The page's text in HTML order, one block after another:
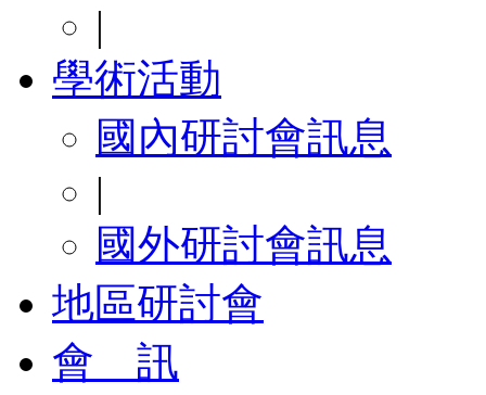
|
學術活動
國內研討會訊息
|
國外研討會訊息
地區研討會
會 訊